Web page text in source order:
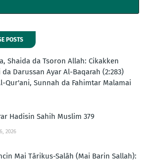
POSTS
Shaida da Tsoron Allah: Cikakken
da Darussan Ayar Al-Baqarah (2:283)
Qur'ani, Sunnah da Fahimtar Malamai
Hadisin Sahih Muslim 379
2026
Mai Tārikus-Salāh (Mai Barin Sallah):